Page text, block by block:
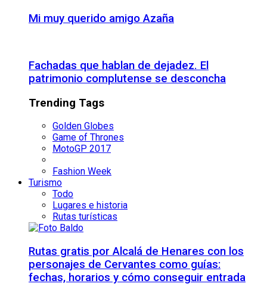
Mi muy querido amigo Azaña
Fachadas que hablan de dejadez. El
patrimonio complutense se desconcha
Trending Tags
Golden Globes
Game of Thrones
MotoGP 2017
Fashion Week
Turismo
Todo
Lugares e historia
Rutas turísticas
Rutas gratis por Alcalá de Henares con los
personajes de Cervantes como guías:
fechas, horarios y cómo conseguir entrada